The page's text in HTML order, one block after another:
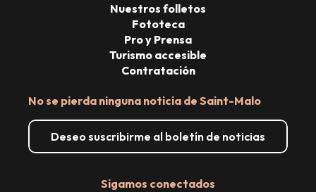
No se pierda ninguna noticia de Saint-Malo
Deseo suscribirme al boletín de noticias
Sigamos conectados
Nuestros folletos
Fototeca
Pro y Prensa
Turismo accesible
Contratación